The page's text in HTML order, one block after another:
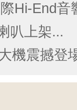
Hi-End
叭上架...
機震撼登